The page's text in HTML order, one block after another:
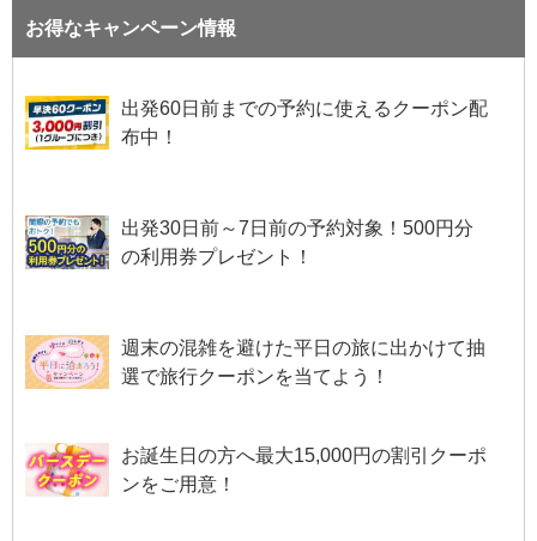
お得なキャンペーン情報
出発60日前までの予約に使えるクーポン配
布中！
出発30日前～7日前の予約対象！500円分
の利用券プレゼント！
週末の混雑を避けた平日の旅に出かけて抽
選で旅行クーポンを当てよう！
お誕生日の方へ最大15,000円の割引クーポ
ンをご用意！